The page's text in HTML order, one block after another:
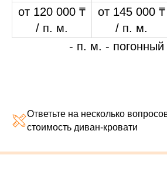
от 120 000 ₸
/ п. м.
от 145 000 ₸
/ п. м.
- п. м. - погонный
Ответьте на несколько
стоимость диван-кровати